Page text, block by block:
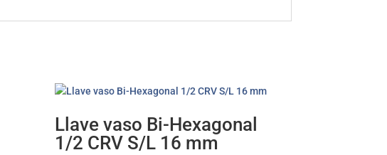
Llave vaso Bi-Hexagonal
1/2 CRV S/L 16 mm